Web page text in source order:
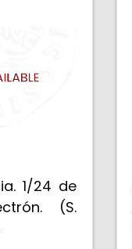
1/24 de
(S.